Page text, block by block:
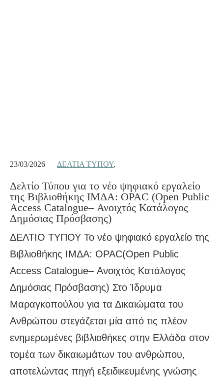
23/03/2026 ΔΕΛΤΊΑ ΤΎΠΟΥ,
Δελτίο Τύπου για το νέο ψηφιακό εργαλείο
της Βιβλιοθήκης ΙΜΔΑ: OPAC (Open Public
Access Catalogue– Ανοιχτός Κατάλογος
Δημόσιας Πρόσβασης)
ΔΕΛΤΙΟ ΤΥΠΟΥ Το νέο ψηφιακό εργαλείο της
Βιβλιοθήκης ΙΜΔΑ: OPAC(Open Public
Access Catalogue– Ανοιχτός Κατάλογος
Δημόσιας Πρόσβασης) Στο Ίδρυμα
Μαραγκοπούλου για τα Δικαιώματα του
Ανθρώπου στεγάζεται μία από τις πλέον
ενημερωμένες βιβλιοθήκες στην Ελλάδα στον
τομέα των δικαιωμάτων του ανθρώπου,
αποτελώντας πηγή εξειδικευμένης γνώσης